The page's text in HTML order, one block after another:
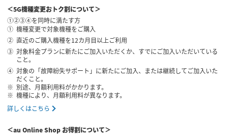
＜5G機種変更おトク割について＞
①②③④を同時に満たす方
機種変更で対象機種をご購入
直近のご購入機種を12カ月目以上ご利用
対象料金プランに新たにご加入いただくか、すでにご加入いただいている
こと。
対象の「故障紛失サポート」に新たにご加入、または継続してご加入いた
だくこと。
別途、月額利用料がかかります。
機種により、月額利用料が異なります。
詳しくはこちら
＜au Online Shop お得割について＞